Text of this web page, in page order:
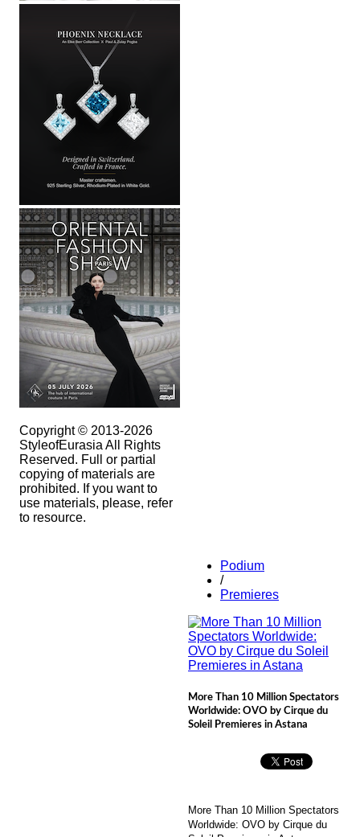
Copyright © 2013-2026
StyleofEurasia All Rights
Reserved. Full or partial
copying of materials are
prohibited. If you want to
use materials, please, refer
to resource.
Podium
/
Premieres
More Than 10 Million Spectators
Worldwide: OVO by Cirque du
Soleil Premieres in Astana
More Than 10 Million Spectators
Worldwide: OVO by Cirque du